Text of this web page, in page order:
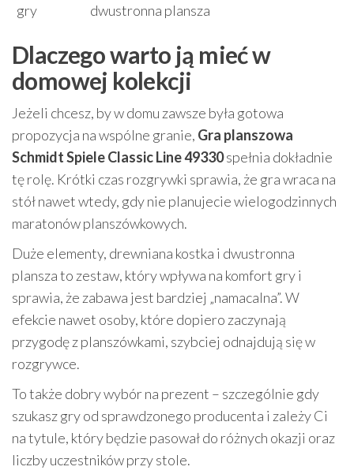
gry
dwustronna plansza
Dlaczego warto ją mieć w
domowej kolekcji
Jeżeli chcesz, by w domu zawsze była gotowa
propozycja na wspólne granie, Gra planszowa
Schmidt Spiele Classic Line 49330spełnia dokładnie
tę rolę. Krótki czas rozgrywki sprawia, że gra wraca na
stół nawet wtedy, gdy nie planujecie wielogodzinnych
maratonów planszówkowych.
Duże elementy, drewniana kostka i dwustronna
plansza to zestaw, który wpływa na komfort gry i
sprawia, że zabawa jest bardziej „namacalna”. W
efekcie nawet osoby, które dopiero zaczynają
przygodę z planszówkami, szybciej odnajdują się w
rozgrywce.
To także dobry wybór na prezent – szczególnie gdy
szukasz gry od sprawdzonego producenta i zależy Ci
na tytule, który będzie pasował do różnych okazji oraz
liczby uczestników przy stole.